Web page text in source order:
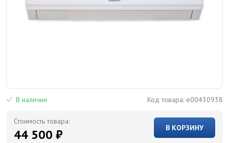
В наличии Код товара: e00430938
В КОРЗИНУ
Стоимость товара:
44 500 ₽